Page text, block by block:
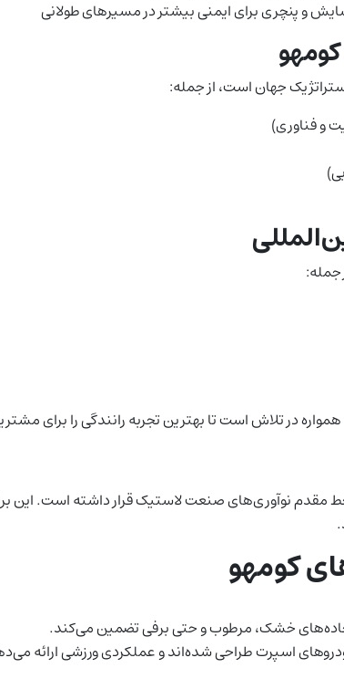
و پنچری برای ایمنی بیشتر در مسیرهای طولانی
جهان است، از جمله:
و فناوری)
جمله:
در تلاش است تا بهترین تجربه رانندگی را برای
کومهو
جاده‌های خشک، مرطوب و حتی برفی تضمین می‌کند.